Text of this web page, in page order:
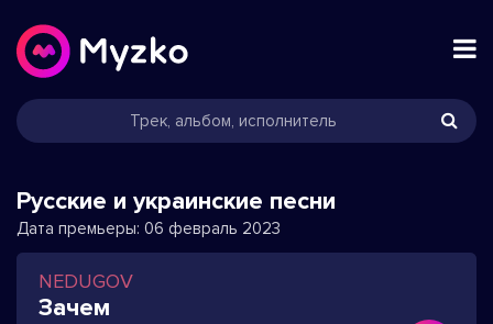
Русские и украинские песни
Дата премьеры: 06 февраль 2023
NEDUGOV
Зачем